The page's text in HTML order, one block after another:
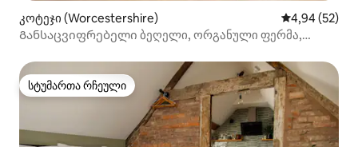
კოტეჯი (Worcestershire) საშუალო
4,94 (52)
Განსაცვიფრებელი ბეღელი, ორგანული ფერმა,
სტუმართა რჩეული
სტუმართა რჩეული